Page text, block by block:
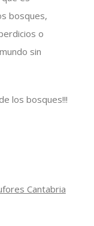
bosques,
o
sin
los bosques!!!
Cantabria